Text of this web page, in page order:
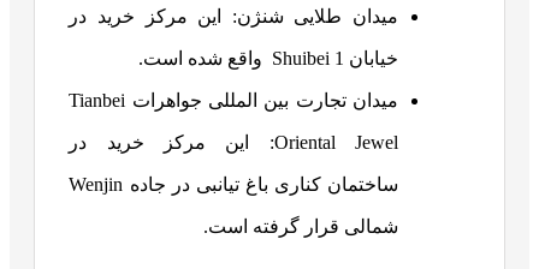
میدان طلایی شنژن: این مرکز خرید در
خیابان Shuibei 1 واقع شده است.
میدان تجارت بین المللی جواهرات Tianbei
Oriental Jewel: این مرکز خرید در
ساختمان کناری باغ تیانبی در جاده Wenjin
شمالی قرار گرفته است.